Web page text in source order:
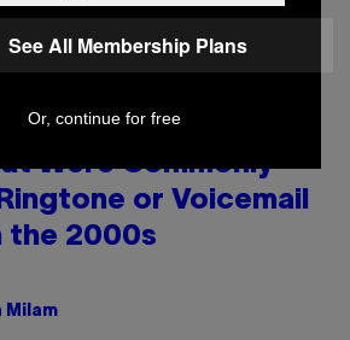
GETTY IMAGES
Were Commonly
or Voicemail
the 2000s
Milam
See All Membership Plans
Or, continue for free